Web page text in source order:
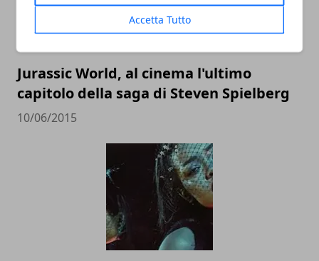
Accetta Tutto
Jurassic World, al cinema l'ultimo
capitolo della saga di Steven Spielberg
10/06/2015